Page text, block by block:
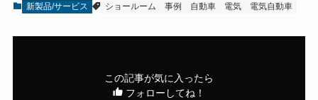
新製品/サービス ショールーム 事例 自動車 電気 電気自動車
この記事が気に入ったら
フォローしてね！